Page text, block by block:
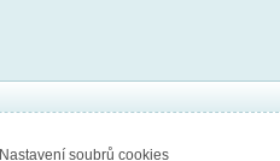
Nastavení soubrů cookies